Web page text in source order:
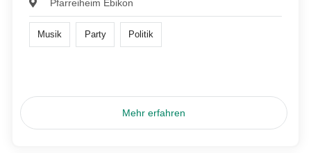
Pfarreiheim Ebikon
Musik Party Politik
Mehr erfahren